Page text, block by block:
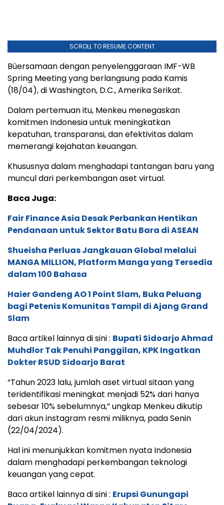
SCROLL TO RESUME CONTENT
Bùersamaan dengan penyelenggaraan IMF-WB
Spring Meeting yang berlangsung pada Kamis
(18/04), di Washington, D.C., Amerika Serikat.
Dalam pertemuan itu, Menkeu menegaskan
komitmen Indonesia untuk meningkatkan
kepatuhan, transparansi, dan efektivitas dalam
memerangi kejahatan keuangan.
Khususnya dalam menghadapi tantangan baru yang
muncul dari perkembangan aset virtual.
Baca Juga:
Fair Finance Asia Desak Perbankan Hentikan
Pendanaan untuk Sektor Batu Bara di ASEAN
Shueisha Perluas Jangkauan Global melalui
MANGA MILLION, Platform Manga yang Tersedia
dalam 100 Bahasa
Haier Gandeng AO 1 Point Slam, Buka Peluang
bagi Petenis Komunitas Tampil di Ajang Grand
Slam
Baca artikel lainnya di sini : Bupati Sidoarjo Ahmad
Muhdlor Tak Penuhi Panggilan, KPK Ingatkan
Dokter RSUD Sidoarjo Barat
“Tahun 2023 lalu, jumlah aset virtual sitaan yang
teridentifikasi meningkat menjadi 52% dari hanya
sebesar 10% sebelumnya,” ungkap Menkeu dikutip
dari akun instagram resmi miliknya, pada Senin
(22/04/2024).
Hal ini menunjukkan komitmen nyata Indonesia
dalam menghadapi perkembangan teknologi
keuangan yang cepat.
Baca artikel lainnya di sini : Erupsi Gunungapi